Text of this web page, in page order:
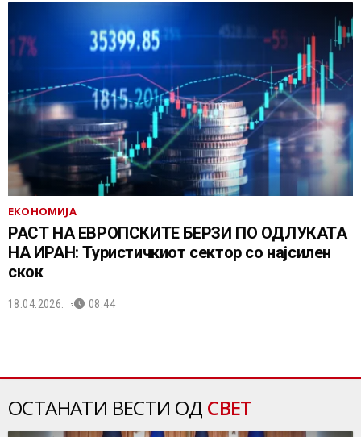
ЕКОНОМИЈА
РАСТ НА ЕВРОПСКИТЕ БЕРЗИ ПО ОДЛУКАТА
НА ИРАН: Туристичкиот сектор со најсилен
скок
18.04.2026. 08:44
ОСТАНАТИ ВЕСТИ ОД СВЕТ